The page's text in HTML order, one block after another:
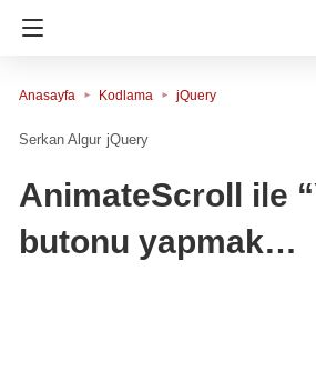
Anasayfa Kodlama jQuery
Serkan Algur jQuery
AnimateScroll ile
butonu yapmak…